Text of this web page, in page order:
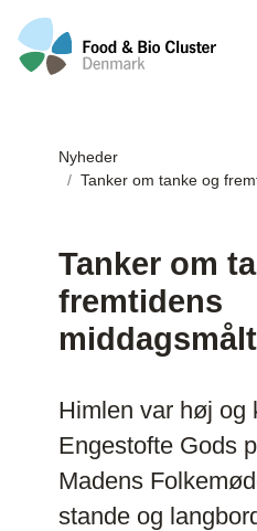
Nyheder
Tanker om tanke og
Tanker om
fremtidens
Himlen var høj og
Engestofte Gods
Madens
stande og